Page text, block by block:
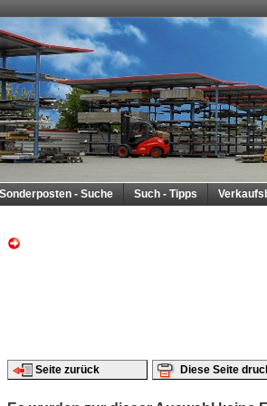
Sonderposten - Suche Such - Tipps
Seite zurück Diese Seite